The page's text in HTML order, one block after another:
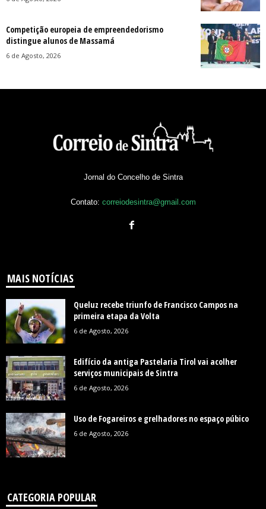
Competição europeia de empreendedorismo
distingue alunos de Massamá
6 de Agosto, 2026
Jornal do Concelho de Sintra
Contato: correiodesintra@gmail.com
MAIS NOTÍCIAS
Queluz recebe triunfo de Francisco Campos na
primeira etapa da Volta
6 de Agosto, 2026
Edifício da antiga Pastelaria Tirol vai acolher
serviços municipais de Sintra
6 de Agosto, 2026
Uso de Fogareiros e grelhadores no espaço púbico
6 de Agosto, 2026
CATEGORIA POPULAR